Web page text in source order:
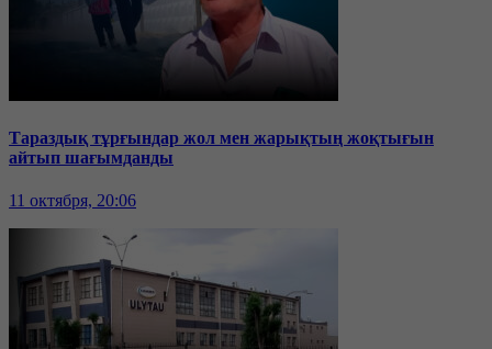
Тараздық тұрғындар жол мен жарықтың жоқтығын
айтып шағымданды
11 октября, 20:06